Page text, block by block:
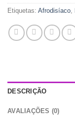
Etiquetas: Afrodisíaco,
DESCRIÇÃO
AVALIAÇÕES (0)